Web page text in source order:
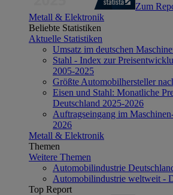
Zum
Metall & Elektronik
Beliebte Statistiken
Aktuelle Statistiken
Umsatz im deutschen
Stahl - Index zur
2005-2025
Größte Automobilhersteller
Eisen und Stahl: Monatliche
Deutschland 2025-2026
Auftragseingang im
2026
Metall & Elektronik
Themen
Weitere Themen
Automobilindustrie
Automobilindustrie weltweit -
Top Report